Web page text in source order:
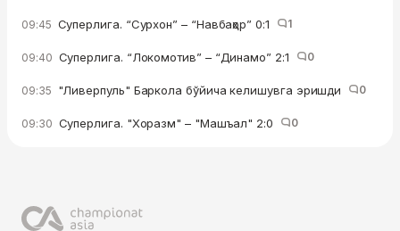
09:45 Суперлига. “Сурхон” – “Навбаҳор” 0:1 1
09:40 Суперлига. “Локомотив” – “Динамо” 2:1 0
09:35 "Ливерпуль" Баркола бўйича келишувга эришди 0
09:30 Суперлига. "Хоразм" – "Машъал" 2:0 0